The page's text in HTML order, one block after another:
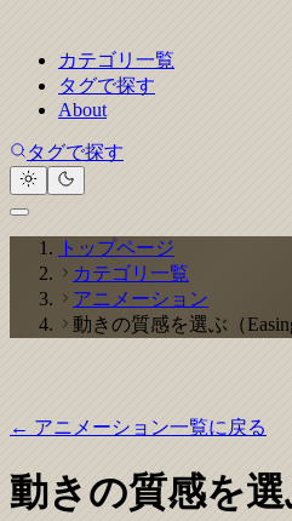
カテゴリ一覧
タグで探す
About
タグで探す
トップページ
カテゴリ一覧
アニメーション
動きの質感を選ぶ（
← アニメーション一覧に戻る
動きの質感を選